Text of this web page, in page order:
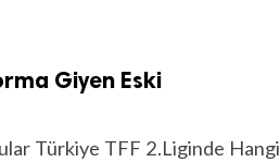
Giyen Eski
Türkiye TFF 2.Liginde Hangi